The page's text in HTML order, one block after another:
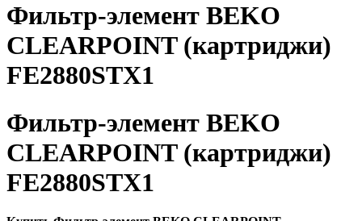
Фильтр-элемент BEKO
CLEARPOINT (картриджи)
FE2880STX1
Фильтр-элемент BEKO
CLEARPOINT (картриджи)
FE2880STX1